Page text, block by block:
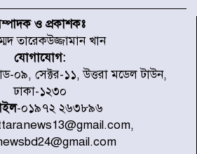
স্থাপনের উদ্যোগ চান মিয়া ব্যাপারীর
৭ জেলায় ঝোড়ো হাওয়াসহ বজ্রবৃষ্টির
শঙ্কা
বগুড়া ও সিলেটে সড়ক দুর্ঘটনায় নিহত
১৫
ও প্রকাশকঃ
তারেকউজ্জামান খান
যোগাযোগ:
০৯, সেক্টর-১১, উত্তরা মডেল টাউন,
ঢাকা-১২৩০
-০১৯৭২ ২৬৩৮৯৬